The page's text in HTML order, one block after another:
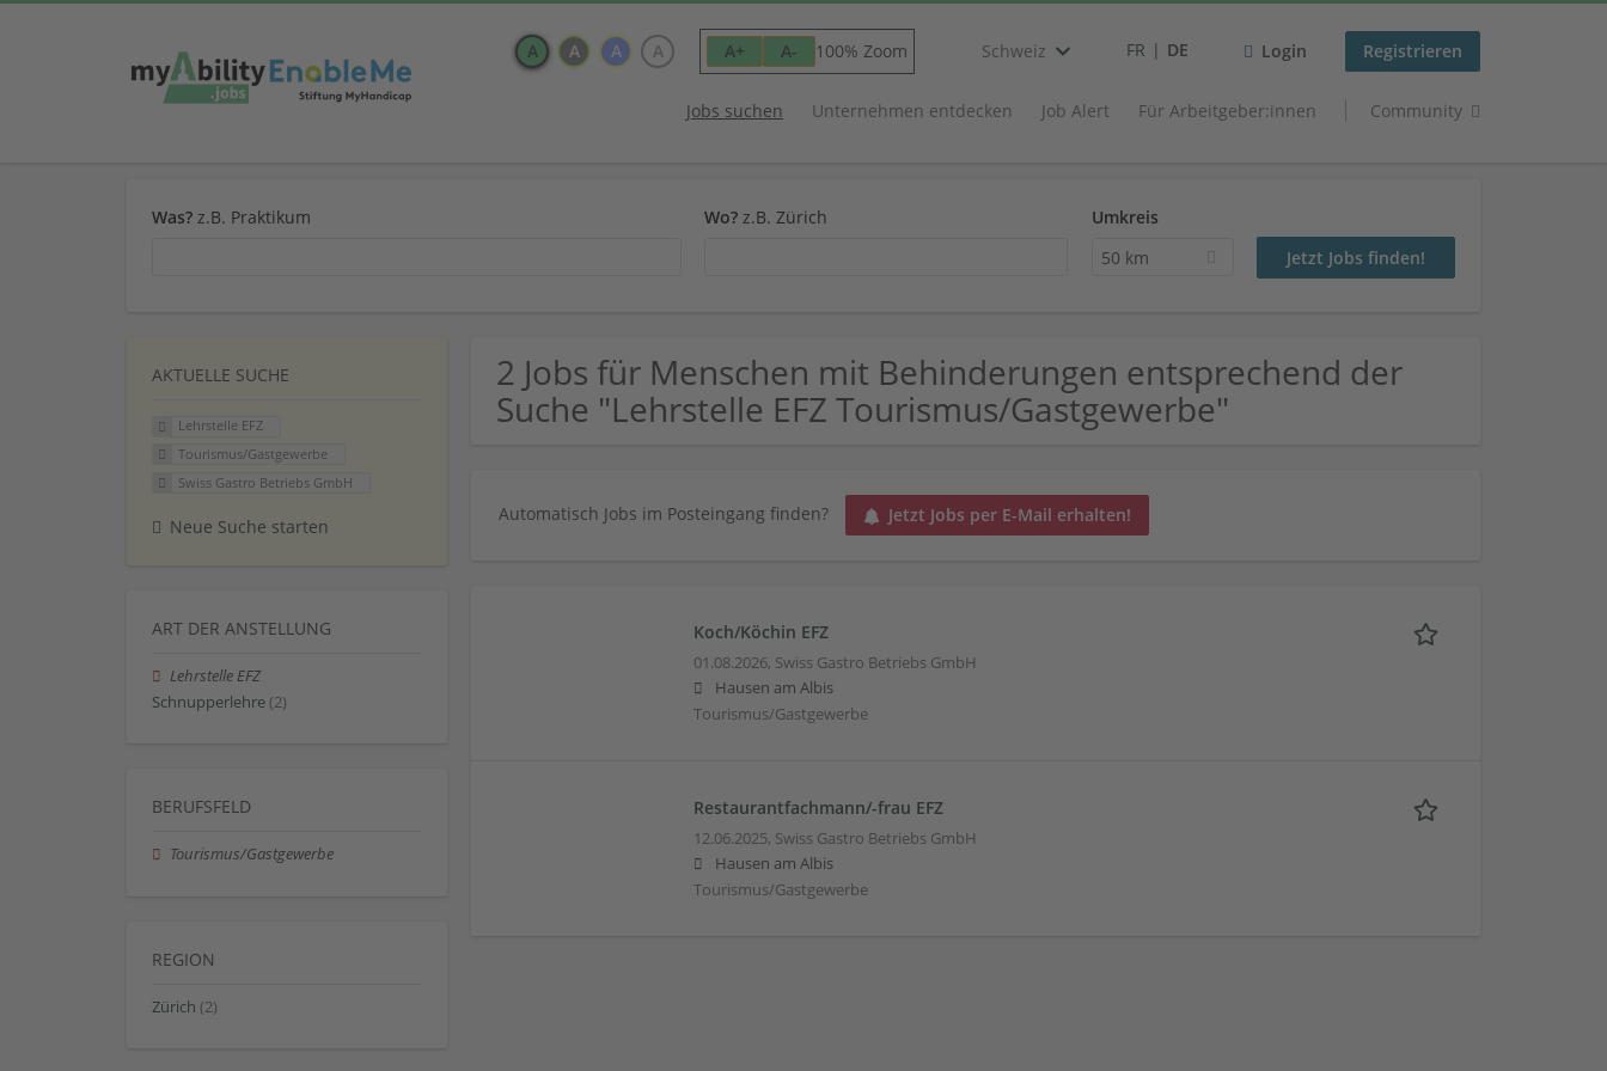
A A A A A+ A- 100% Zoom Schweiz FR DE Login Registrieren
Jobs suchen Unternehmen entdecken Job Alert Für Arbeitgeber:innen Community
Was? z.B. Praktikum Wo? z.B. Zürich
Umkreis
50 km
AKTUELLE SUCHE
Lehrstelle EFZ
Tourismus/Gastgewerbe
Swiss Gastro Betriebs GmbH
Neue Suche starten
ART DER ANSTELLUNG
Lehrstelle EFZ
Schnupperlehre (2)
BERUFSFELD
Tourismus/Gastgewerbe
REGION
Zürich (2)
2 Jobs für Menschen mit Behinderungen entsprechend der
Suche "Lehrstelle EFZ Tourismus/Gastgewerbe"
Automatisch Jobs im Posteingang finden? Jetzt Jobs per E-Mail erhalten!
Koch/Köchin EFZ
01.08.2026, Swiss Gastro Betriebs GmbH
Hausen am Albis
Tourismus/Gastgewerbe
Restaurantfachmann/-frau EFZ
12.06.2025, Swiss Gastro Betriebs GmbH
Hausen am Albis
Tourismus/Gastgewerbe